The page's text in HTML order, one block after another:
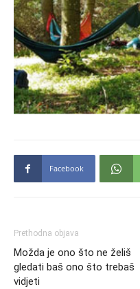
Facebook
Prethodna objava
Možda je ono što ne želiš
gledati baš ono što trebaš
vidjeti